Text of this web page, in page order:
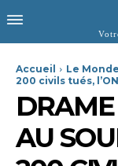
Accueil Le Monde
200 civils tués,
AU